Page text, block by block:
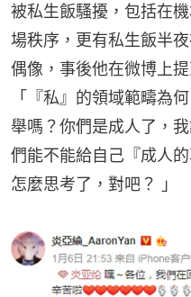
被私生飯騷擾，包括在
場秩序，更有私生飯半
偶像，事後他在微博上
「『私』的領域範疇為
舉嗎？你們是成人了，
們能不能給自己『成人
怎麼思考了，對吧？ 」